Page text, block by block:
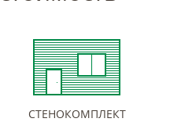
СТЕНОКОМПЛЕКТ